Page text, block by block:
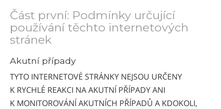
Část první: Podmínky určující
používání těchto internetových
stránek
Akutní případy
TYTO INTERNETOVÉ STRÁNKY NEJSOU URČENY
K RYCHLÉ REAKCI NA AKUTNÍ PŘÍPADY ANI
K MONITOROVÁNÍ AKUTNÍCH PŘÍPADŮ A KDOKOLI,